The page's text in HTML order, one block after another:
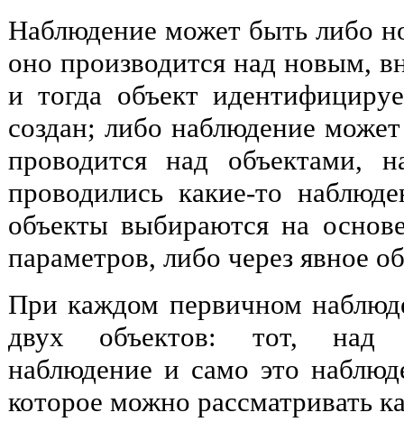
Наблюдение может быть либо
оно производится над новым,
и тогда объект
создан; либо наблюдение
проводится над объектами,
проводились какие-то
объекты выбираются на
параметров, либо через явное
При каждом первичном
двух объектов: тот, над
наблюдение и само это
которое можно рассматривать